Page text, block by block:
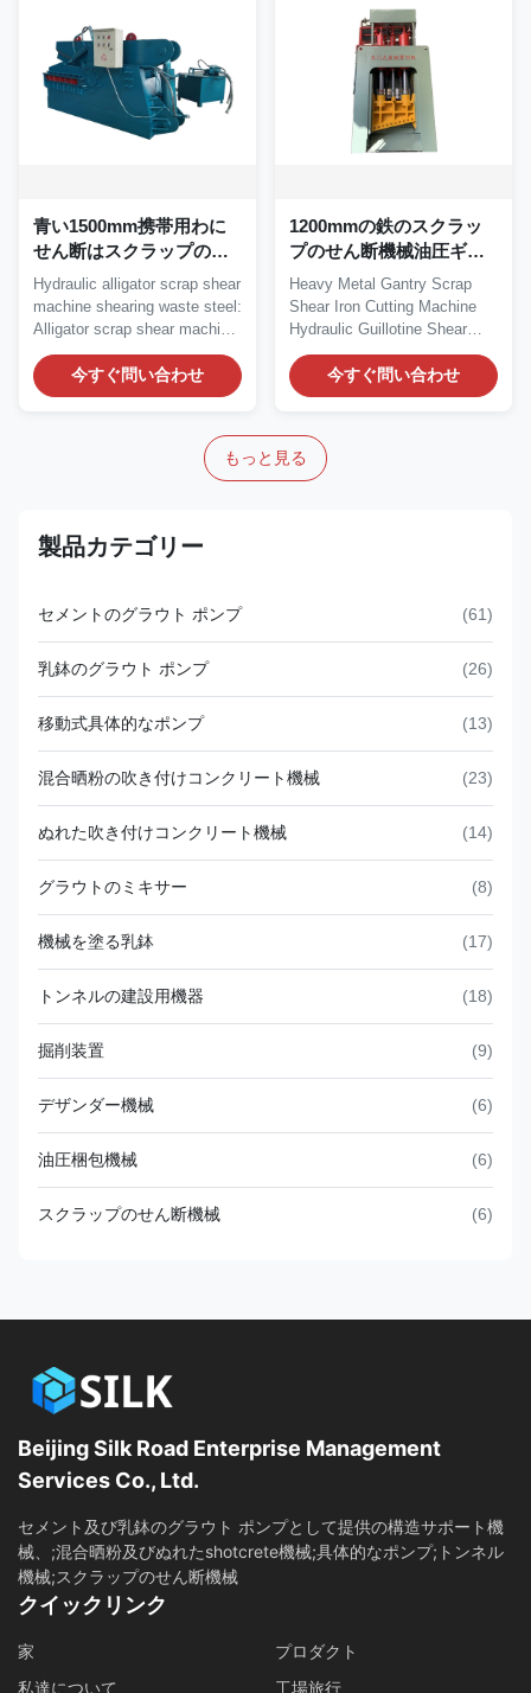
青い1500mm携帯用わに
せん断はスクラップの打
抜き機にアイロンをかけ
る
Hydraulic alligator scrap shear
machine shearing waste steel:
Alligator scrap shear machine,
is...
今すぐ問い合わせ
1200mmの鉄のスクラッ
プのせん断機械油圧ギロ
チンのせん断機械
Heavy Metal Gantry Scrap
Shear Iron Cutting Machine
Hydraulic Guillotine Shear
Gantry type...
今すぐ問い合わせ
もっと見る
製品カテゴリー
セメントのグラウト ポンプ (61)
乳鉢のグラウト ポンプ (26)
移動式具体的なポンプ (13)
混合晒粉の吹き付けコンクリート機械 (23)
ぬれた吹き付けコンクリート機械 (14)
グラウトのミキサー (8)
機械を塗る乳鉢 (17)
トンネルの建設用機器 (18)
掘削装置 (9)
デザンダー機械 (6)
油圧梱包機械 (6)
スクラップのせん断機械 (6)
Beijing Silk Road Enterprise Management
Services Co., Ltd.
セメント及び乳鉢のグラウト ポンプとして提供の構造サポート機
械、;混合晒粉及びぬれたshotcrete機械;具体的なポンプ;トンネル
機械;スクラップのせん断機械
クイックリンク
家
プロダクト
私達について
工場旅行